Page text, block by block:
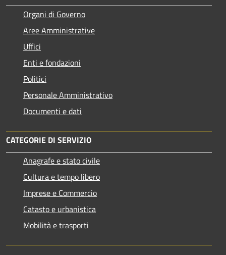
Organi di Governo
Aree Amministrative
Uffici
Enti e fondazioni
Politici
Personale Amministrativo
Documenti e dati
CATEGORIE DI SERVIZIO
Anagrafe e stato civile
Cultura e tempo libero
Imprese e Commercio
Catasto e urbanistica
Mobilità e trasporti